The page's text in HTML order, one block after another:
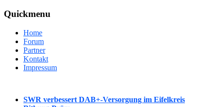
Quickmenu
Home
Forum
Partner
Kontakt
Impressum
SWR verbessert DAB+-Versorgung im Eifelkreis